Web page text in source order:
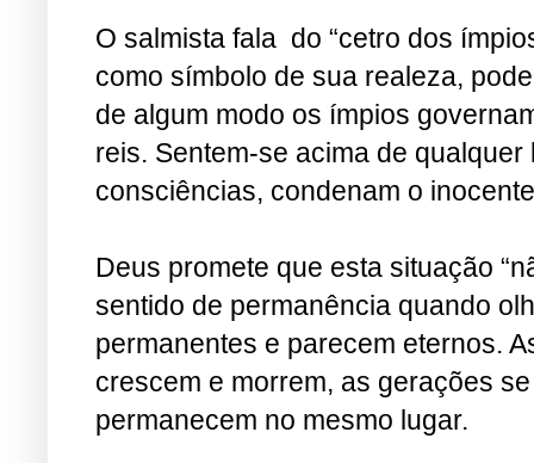
O salmista fala do “cetro dos
como símbolo de sua realeza,
de algum modo os ímpios
reis. Sentem-se acima de
consciências, condenam o
Deus promete que esta situação
sentido de permanência quando
permanentes e parecem eternos.
crescem e morrem, as gerações
permanecem no mesmo lugar.